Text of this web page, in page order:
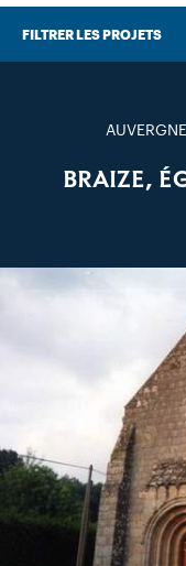
FILTRER LES PROJETS
BRAIZE,